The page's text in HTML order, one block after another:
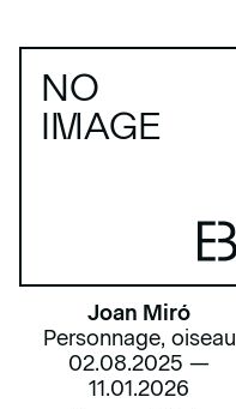
NO
IMAGE
Joan Miró
Personnage, oiseau
02.08.2025 —
11.01.2026